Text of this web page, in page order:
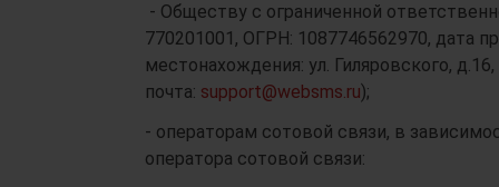
- Обществу с ограниченной
770201001, ОГРН: 1087746562970, дата
местонахождения: ул. Гиляровского,
почта: support@websms.ru);
- операторам сотовой связи, в
оператора сотовой связи: